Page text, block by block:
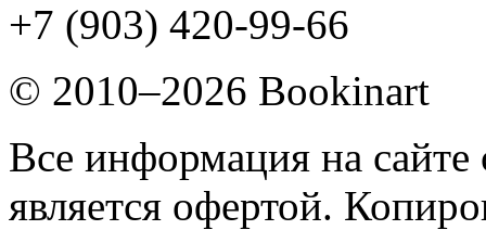
+7 (903) 420-99-66
© 2010–2026 Bookinart
Все информация на
является офертой.